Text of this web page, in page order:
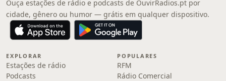
Ouça estações de rádio e podcasts de OuvirRadios.pt por
cidade, gênero ou humor — grátis em qualquer dispositivo.
EXPLORAR
Estações de rádio
Podcasts
POPULARES
RFM
Rádio Comercial